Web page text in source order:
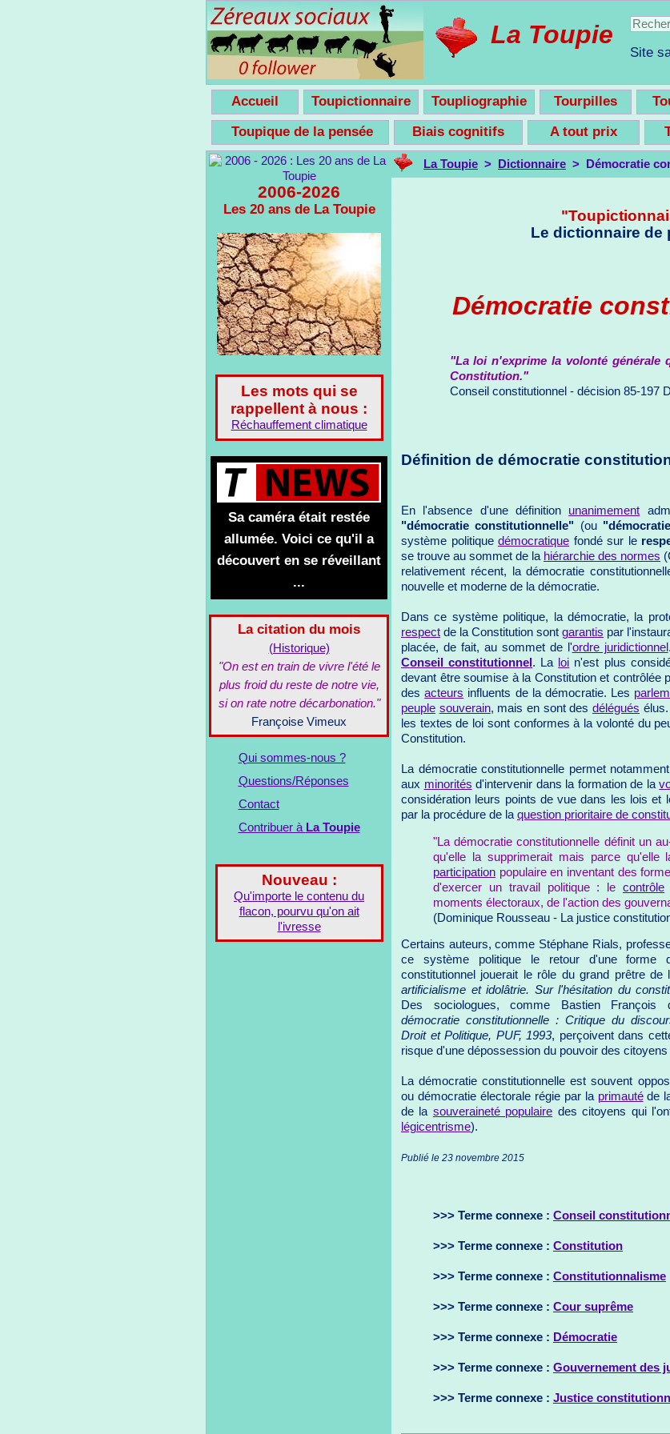
La Toupie
Site
Accueil Toupictionnaire Toupliographie Tourpilles
Toupique de la pensée
Biais cognitifs A tout prix
2006-2026
Les 20 ans de La Toupie
Les mots qui se
rappellent à nous :
Réchauffement climatique
Sa caméra était restée
allumée. Voici ce qu'il a
découvert en se réveillant
...
La citation du mois
(Historique)
"On est en train de vivre l'été le
plus froid du reste de notre vie,
si on rate notre décarbonation."
Françoise Vimeux
Qui sommes-nous ?
Questions/Réponses
Contact
Contribuer à La Toupie
Nouveau :
Qu'importe le contenu du
flacon, pourvu qu'on ait
l'ivresse
La Toupie > Dictionnaire > Démocratie
Le dictionnaire de
Démocratie
"La loi n'exprime la volonté générale
Constitution."
Conseil constitutionnel - décision 85-197
Définition de démocratie
En l'absence d'une définition unanimement
"démocratie constitutionnelle" (ou
système politique démocratique fondé sur le
se trouve au sommet de la hiérarchie des normes
relativement récent, la démocratie
nouvelle et moderne de la démocratie.
Dans ce système politique, la démocratie, la
respect de la Constitution sont garantis par
placée, de fait, au sommet de l'ordre juridictionnel
Conseil constitutionnel . La loi n'est plus
devant être soumise à la Constitution et contrôlée
desacteurs influents de la démocratie. Les
peuple souverain, mais en sont desdélégués
les textes de loi sont conformes à la volonté du
Constitution.
La démocratie constitutionnelle permet
aux minorités d'intervenir dans la formation de la
considération leurs points de vue dans les lois et
par la procédure de la question prioritaire de
"La démocratie constitutionnelle définit un
qu'elle la supprimerait mais parce qu'elle
participation populaire en inventant des
d'exercer un travail politique : le contrôle
moments électoraux, de l'action des
(Dominique Rousseau - La justice
Certains auteurs, comme Stéphane Rials,
ce système politique le retour d'une forme
constitutionnel jouerait le rôle du grand prêtre de
artificialisme et idolâtrie. Sur l'hésitation du
Des sociologues, comme Bastien François
démocratie constitutionnelle : Critique du
Droit et Politique, PUF, 1993, perçoivent dans
risque d'une dépossession du pouvoir des citoyens
La démocratie constitutionnelle est souvent
ou démocratie électorale régie par la primautéde
de la souveraineté populaire des citoyens qui
légicentrisme).
Publié le 23 novembre 2015
>>> Terme connexe : Conseil
>>> Terme connexe : Constitution
>>> Terme connexe : Constitutionnalisme
>>> Terme connexe : Cour suprême
>>> Terme connexe : Démocratie
>>> Terme connexe : Gouvernement des
>>> Terme connexe : Justice